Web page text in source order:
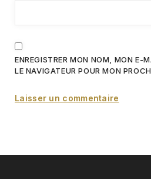
ENREGISTRER MON NOM, MON E-
LE NAVIGATEUR POUR MON